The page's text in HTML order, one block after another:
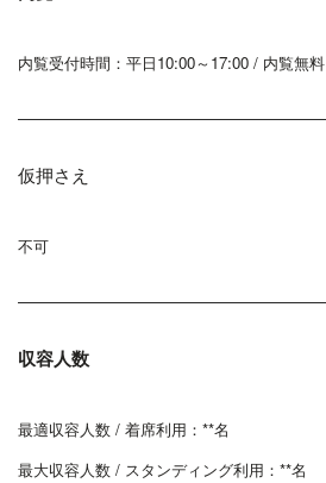
内覧受付時間：平日10:00～17:00 / 内覧無料
仮押さえ
不可
収容人数
最適収容人数 / 着席利用：**名
最大収容人数 / スタンディング利用：**名